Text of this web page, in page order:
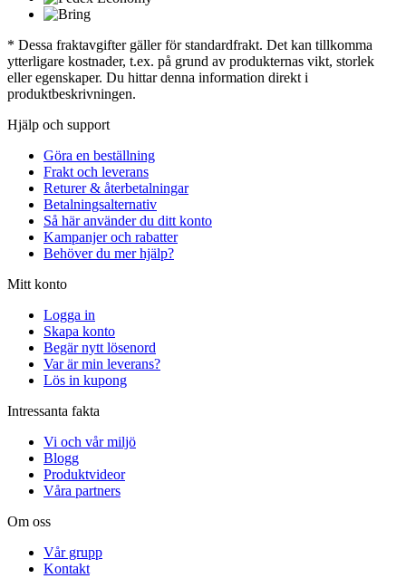
* Dessa fraktavgifter gäller för standardfrakt. Det kan tillkomma
ytterligare kostnader, t.ex. på grund av produkternas vikt, storlek
eller egenskaper. Du hittar denna information direkt i
produktbeskrivningen.
Hjälp och support
Göra en beställning
Frakt och leverans
Returer & återbetalningar
Betalningsalternativ
Så här använder du ditt konto
Kampanjer och rabatter
Behöver du mer hjälp?
Mitt konto
Logga in
Skapa konto
Begär nytt lösenord
Var är min leverans?
Lös in kupong
Intressanta fakta
Vi och vår miljö
Blogg
Produktvideor
Våra partners
Om oss
Vår grupp
Kontakt